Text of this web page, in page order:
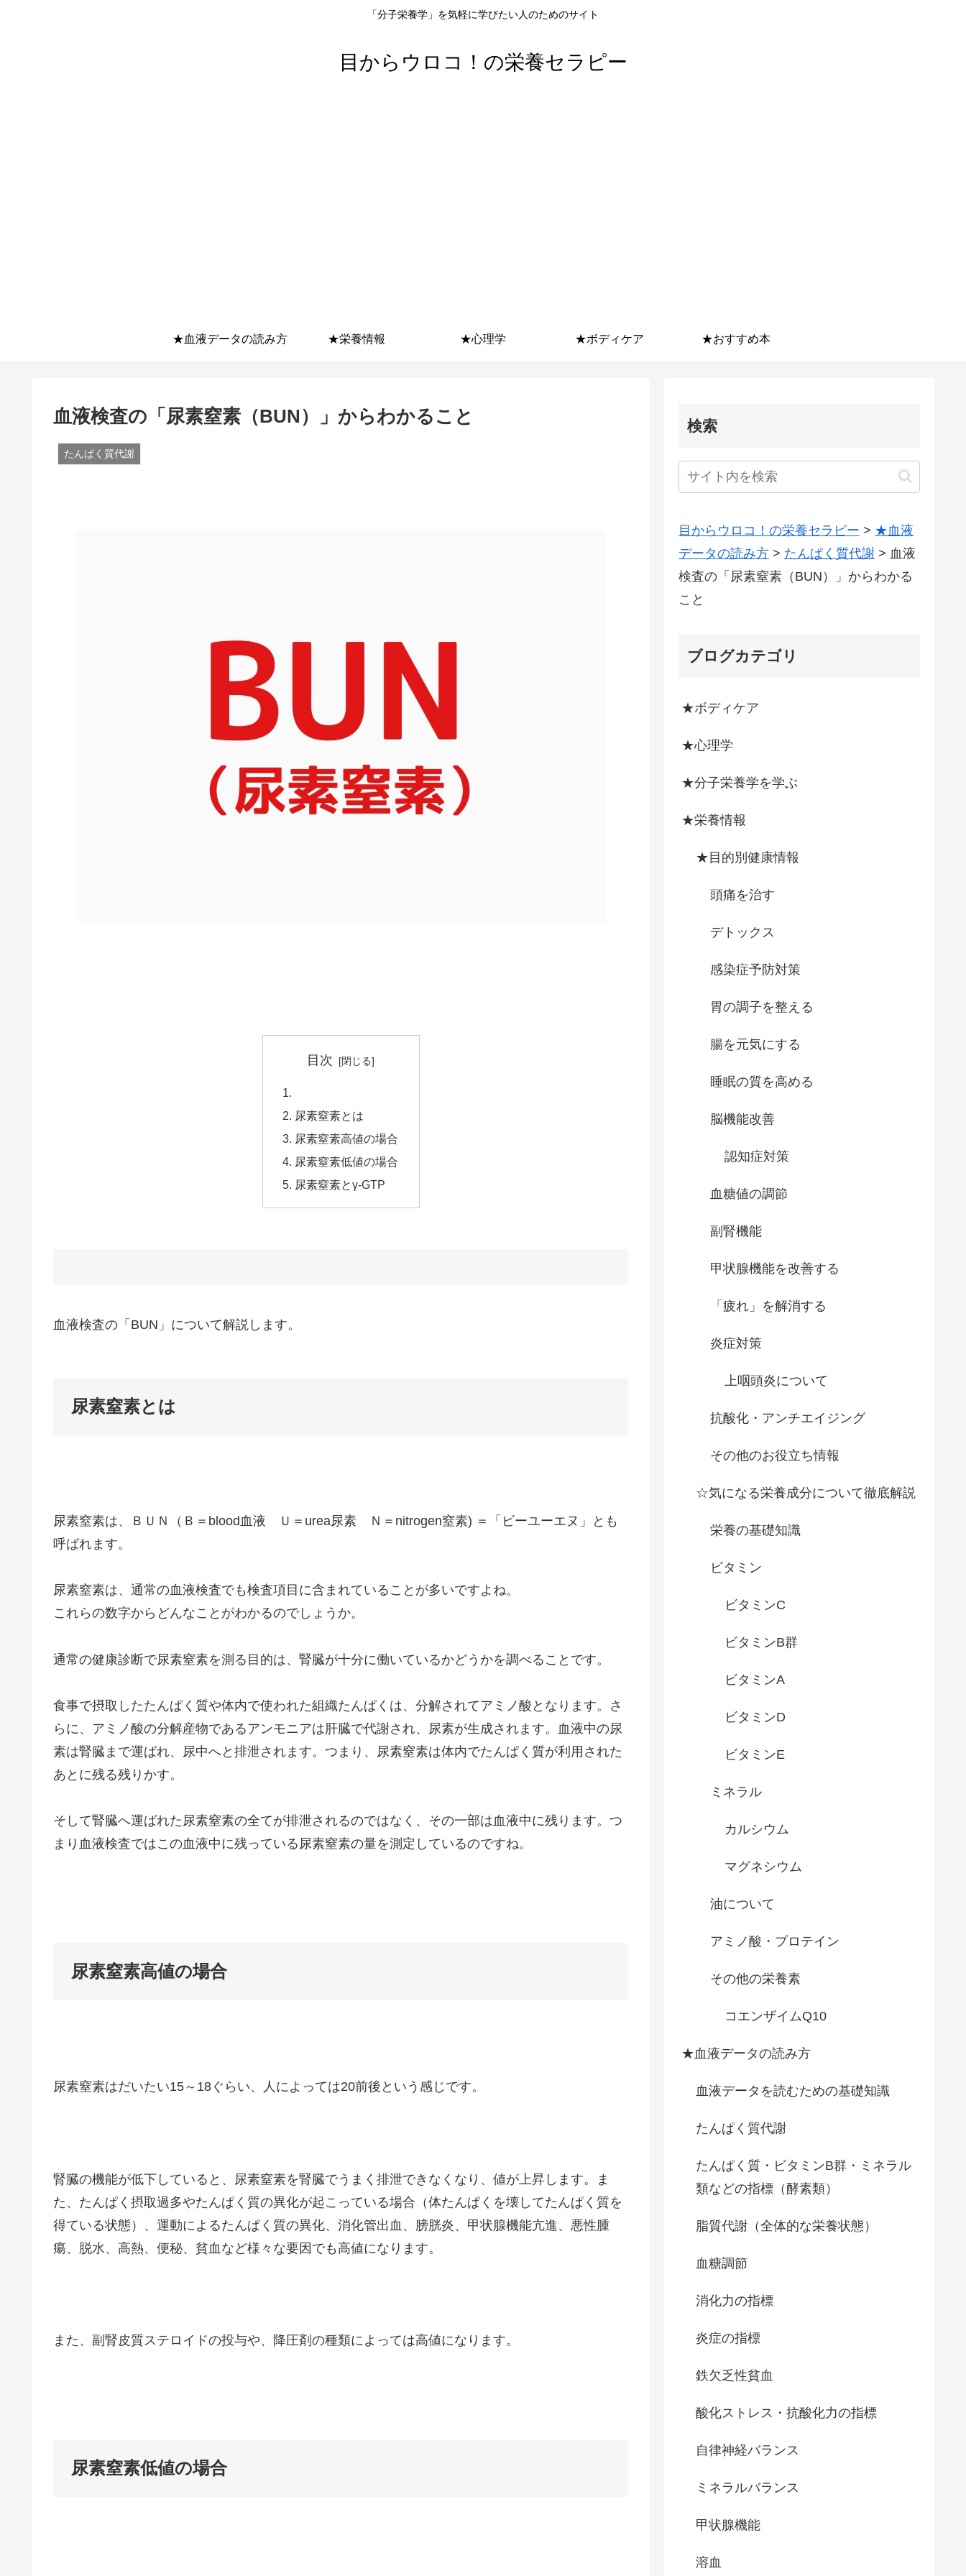
「分子栄養学」を気軽に学びたい人のためのサイト
目からウロコ！の栄養セラピー
★血液データの読み方 ★栄養情報 ★心理学 ★ボディケア ★おすすめ本
血液検査の「尿素窒素（BUN）」からわかること
たんぱく質代謝
目次
尿素窒素とは
尿素窒素高値の場合
尿素窒素低値の場合
尿素窒素とγ-GTP
血液検査の「BUN」について解説します。
尿素窒素とは
尿素窒素は、ＢＵＮ（Ｂ＝blood血液 Ｕ＝urea尿素 Ｎ＝nitrogen窒素) ＝「ビーユーエヌ」とも
呼ばれます。
尿素窒素は、通常の血液検査でも検査項目に含まれていることが多いですよね。
これらの数字からどんなことがわかるのでしょうか。
通常の健康診断で尿素窒素を測る目的は、腎臓が十分に働いているかどうかを調べることです。
食事で摂取したたんぱく質や体内で使われた組織たんぱくは、分解されてアミノ酸となります。さ
らに、アミノ酸の分解産物であるアンモニアは肝臓で代謝され、尿素が生成されます。血液中の尿
素は腎臓まで運ばれ、尿中へと排泄されます。つまり、尿素窒素は体内でたんぱく質が利用された
あとに残る残りかす。
そして腎臓へ運ばれた尿素窒素の全てが排泄されるのではなく、その一部は血液中に残ります。つ
まり血液検査ではこの血液中に残っている尿素窒素の量を測定しているのですね。
尿素窒素高値の場合
尿素窒素はだいたい15～18ぐらい、人によっては20前後という感じです。
腎臓の機能が低下していると、尿素窒素を腎臓でうまく排泄できなくなり、値が上昇します。ま
た、たんぱく摂取過多やたんぱく質の異化が起こっている場合（体たんぱくを壊してたんぱく質を
得ている状態）、運動によるたんぱく質の異化、消化管出血、膀胱炎、甲状腺機能亢進、悪性腫
瘍、脱水、高熱、便秘、貧血など様々な要因でも高値になります。
また、副腎皮質ステロイドの投与や、降圧剤の種類によっては高値になります。
尿素窒素低値の場合
検索
目からウロコ！の栄養セラピー > ★血液
データの読み方 > たんぱく質代謝 > 血液
検査の「尿素窒素（BUN）」からわかる
こと
ブログカテゴリ
★ボディケア
★心理学
★分子栄養学を学ぶ
★栄養情報
★目的別健康情報
頭痛を治す
デトックス
感染症予防対策
胃の調子を整える
腸を元気にする
睡眠の質を高める
脳機能改善
認知症対策
血糖値の調節
副腎機能
甲状腺機能を改善する
「疲れ」を解消する
炎症対策
上咽頭炎について
抗酸化・アンチエイジング
その他のお役立ち情報
☆気になる栄養成分について徹底解説
栄養の基礎知識
ビタミン
ビタミンC
ビタミンB群
ビタミンA
ビタミンD
ビタミンE
ミネラル
カルシウム
マグネシウム
油について
アミノ酸・プロテイン
その他の栄養素
コエンザイムQ10
★血液データの読み方
血液データを読むための基礎知識
たんぱく質代謝
たんぱく質・ビタミンB群・ミネラル
類などの指標（酵素類）
脂質代謝（全体的な栄養状態）
血糖調節
消化力の指標
炎症の指標
鉄欠乏性貧血
酸化ストレス・抗酸化力の指標
自律神経バランス
ミネラルバランス
甲状腺機能
溶血